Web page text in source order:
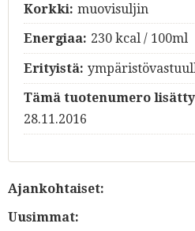
Korkki: muovisuljin
Energiaa: 230 kcal / 100ml
Erityistä:
Tämä tuotenumero
28.11.2016
Ajankohtaiset:
Uusimmat: